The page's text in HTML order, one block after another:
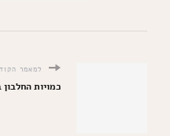
למאמר
כמויות